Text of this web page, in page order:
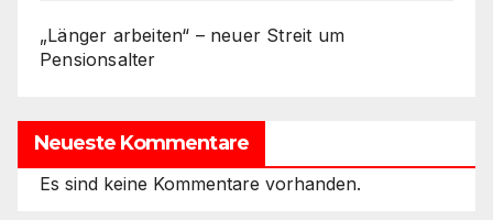
„Länger arbeiten“ – neuer Streit um
Pensionsalter
Neueste Kommentare
Es sind keine Kommentare vorhanden.